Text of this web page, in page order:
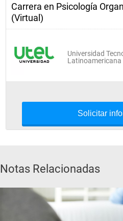
Carrera en Psicología
(Virtual)
Universidad
Latinoamericana
Solicitar
Notas Relacionadas